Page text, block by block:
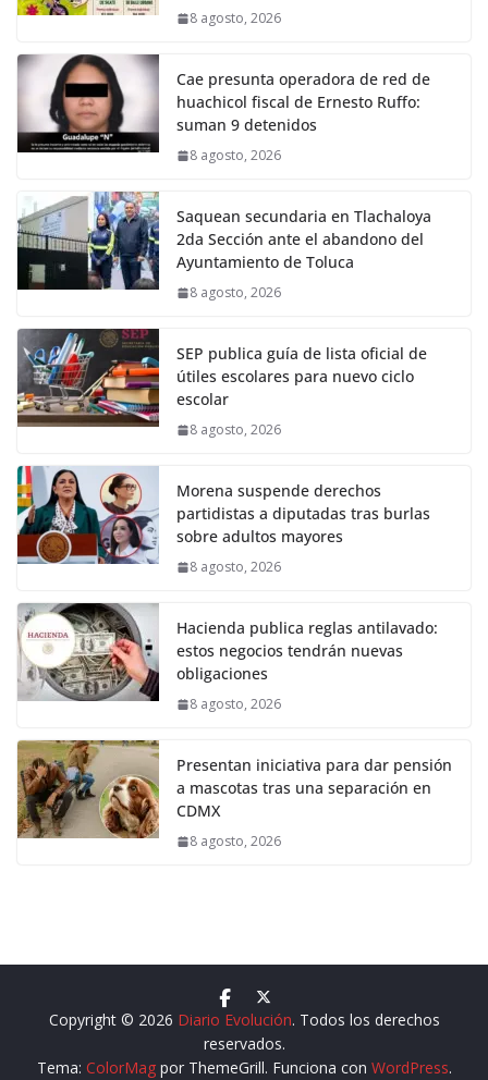
8 agosto, 2026
Cae presunta operadora de red de
huachicol fiscal de Ernesto Ruffo:
suman 9 detenidos
8 agosto, 2026
Saquean secundaria en Tlachaloya
2da Sección ante el abandono del
Ayuntamiento de Toluca
8 agosto, 2026
SEP publica guía de lista oficial de
útiles escolares para nuevo ciclo
escolar
8 agosto, 2026
Morena suspende derechos
partidistas a diputadas tras burlas
sobre adultos mayores
8 agosto, 2026
Hacienda publica reglas antilavado:
estos negocios tendrán nuevas
obligaciones
8 agosto, 2026
Presentan iniciativa para dar pensión
a mascotas tras una separación en
CDMX
8 agosto, 2026
Copyright © 2026 Diario Evolución. Todos los derechos
reservados.
Tema: ColorMagpor ThemeGrill. Funciona con WordPress.